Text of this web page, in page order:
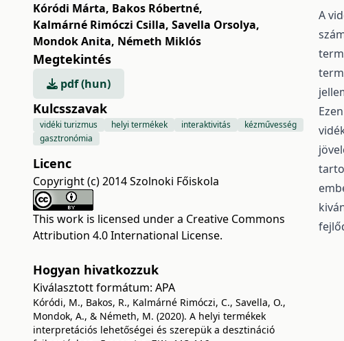
Kóródi Márta, Bakos Róbertné,
Kalmárné Rimóczi Csilla, Savella Orsolya,
Mondok Anita, Németh Miklós
Megtekintés
pdf (hun)
Kulcsszavak
vidéki turizmus helyi termékek interaktivitás
kézművesség
gasztronómia
Licenc
Copyright (c) 2014 Szolnoki Főiskola
This work is licensed under a Creative Commons
Attribution 4.0 International License.
Hogyan hivatkozzuk
Kiválasztott formátum: APA
Kóródi, M., Bakos, R., Kalmárné Rimóczi, C., Savella, O.,
Mondok, A., & Németh, M. (2020). A helyi termékek
interpretációs lehetőségei és szerepük a desztináció
A